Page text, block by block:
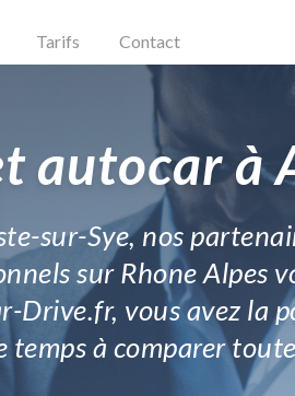
Tarifs Contact
autocar à
sur-Sye, nos
sur Rhone Alpes
vous avez la
à comparer